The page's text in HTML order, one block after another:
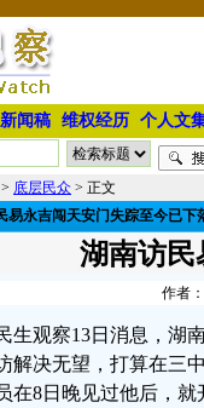
新闻稿 维权经历 个人文
> 底层民众 > 正文
易永吉闯天安门失踪至今已下
湖南访民
作者
生观察13日消息，湖
解决无望，打算在三
在8日晚见过他后，就